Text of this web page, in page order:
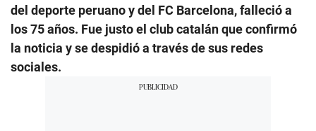
del deporte peruano y del FC Barcelona, falleció a
los 75 años. Fue justo el club catalán que confirmó
la noticia y se despidió a través de sus redes
sociales.